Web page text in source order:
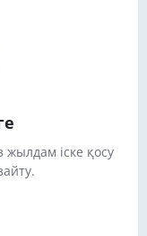
жылдам іске қосу